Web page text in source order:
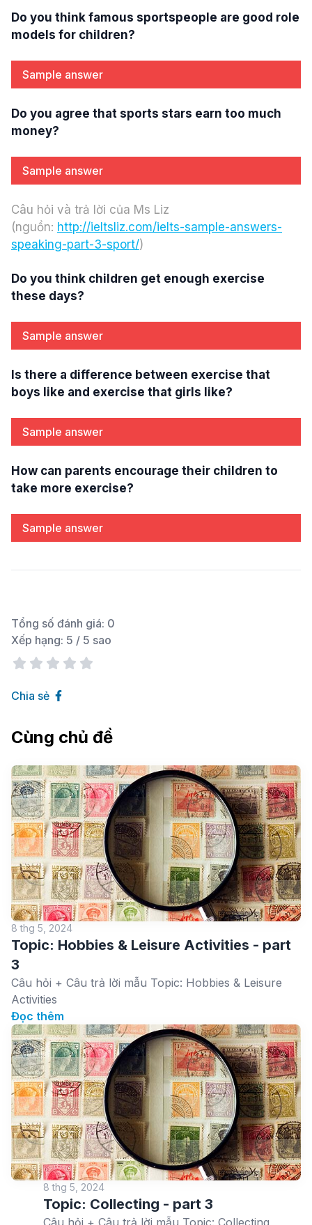
Do you think famous sportspeople are good role
models for children?
Sample answer
Do you agree that sports stars earn too much
money?
Sample answer
Câu hỏi và trả lời của Ms Liz
(nguồn: http://ieltsliz.com/ielts-sample-answers-
speaking-part-3-sport/)
Do you think children get enough exercise
these days?
Sample answer
Is there a difference between exercise that
boys like and exercise that girls like?
Sample answer
How can parents encourage their children to
take more exercise?
Sample answer
Tổng số đánh giá: 0
Xếp hạng: 5 / 5 sao
Chia sẻ
Cùng chủ đề
8 thg 5, 2024
Topic: Hobbies & Leisure Activities - part
3
Câu hỏi + Câu trả lời mẫu Topic: Hobbies & Leisure
Activities
Đọc thêm
8 thg 5, 2024
Topic: Collecting - part 3